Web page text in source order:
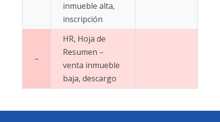
inmueble alta,
inscripción
–
HR, Hoja de
Resumen –
venta inmueble
baja, descargo